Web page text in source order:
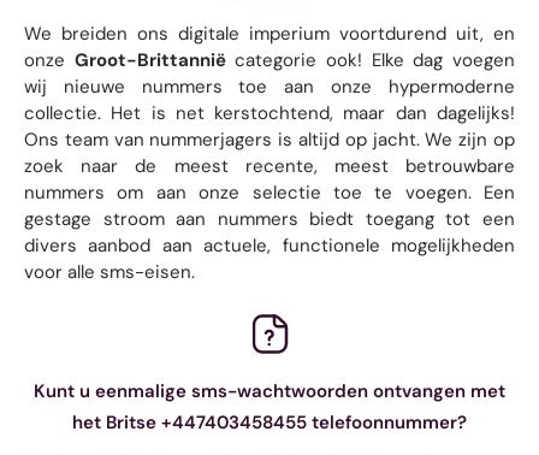
We breiden ons digitale imperium voortdurend uit, en
onze Groot-Brittanniëcategorie ook! Elke dag voegen
wij nieuwe nummers toe aan onze hypermoderne
collectie. Het is net kerstochtend, maar dan dagelijks!
Ons team van nummerjagers is altijd op jacht. We zijn op
zoek naar de meest recente, meest betrouwbare
nummers om aan onze selectie toe te voegen. Een
gestage stroom aan nummers biedt toegang tot een
divers aanbod aan actuele, functionele mogelijkheden
voor alle sms-eisen.
Kunt u eenmalige sms-wachtwoorden ontvangen met
het Britse +447403458455 telefoonnummer?